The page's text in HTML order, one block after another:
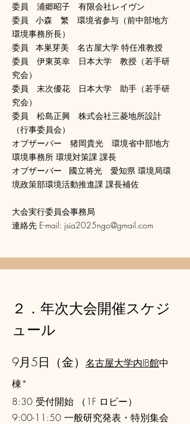
委員 浦郷昭子 有限会社レイヴン
委員 小森 繁 環境省参与（前中部地方
環境事務所長）
委員 本巣芽美 名古屋大学 特任准教授
委員 伊東英幸 日本大学 教授（若手研
究会）
委員 末次優花 日本大学 助手（若手研
究会）
委員 松島正興 株式会社三菱地所設計
（行事委員会）
オブザーバー 猪岡貴光 環境省中部地方
環境事務所 環境対策課 課長
オブザーバー 國立将光 愛知県 環境局環
境政策部環境活動推進課 課長補佐
大会実行委員会事務局
連絡先 E-mail: jsia2025ngo@gmail.com
２．年次大会開催スケジ
ュール
9月5日（金） 名古屋大学内IB館中
棟*
8:30 受付開始 （1F ロビー）
9:00-11:50 一般研究発表・特別集会